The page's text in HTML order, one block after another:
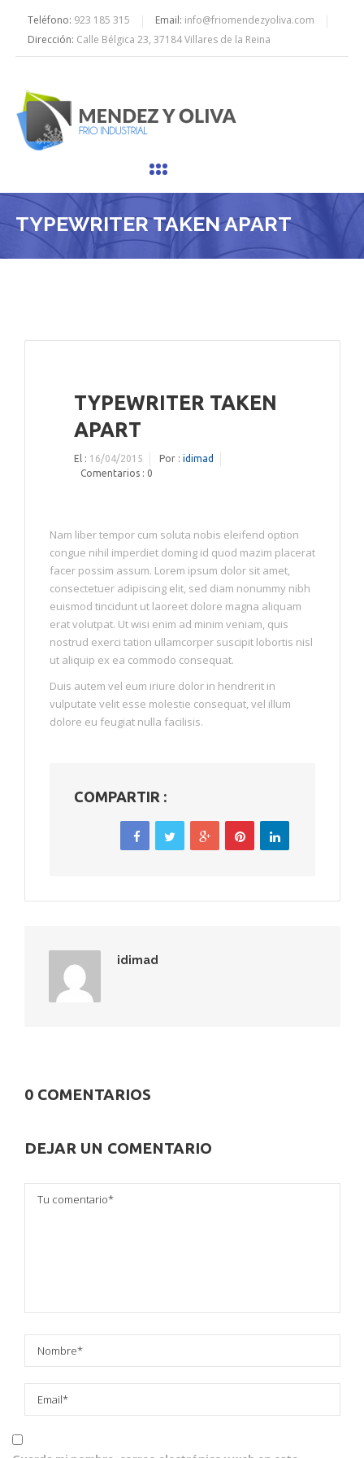
Teléfono: 923 185 315 Email: info@friomendezyoliva.com
Dirección: Calle Bélgica 23, 37184 Villares de la Reina
TYPEWRITER TAKEN APART
TYPEWRITER TAKEN
APART
El : 16/04/2015 Por : idimad
Comentarios : 0
Nam liber tempor cum soluta nobis eleifend option
congue nihil imperdiet doming id quod mazim placerat
facer possim assum. Lorem ipsum dolor sit amet,
consectetuer adipiscing elit, sed diam nonummy nibh
euismod tincidunt ut laoreet dolore magna aliquam
erat volutpat. Ut wisi enim ad minim veniam, quis
nostrud exerci tation ullamcorper suscipit lobortis nisl
ut aliquip ex ea commodo consequat.
Duis autem vel eum iriure dolor in hendrerit in
vulputate velit esse molestie consequat, vel illum
dolore eu feugiat nulla facilisis.
COMPARTIR :
idimad
0 COMENTARIOS
DEJAR UN COMENTARIO